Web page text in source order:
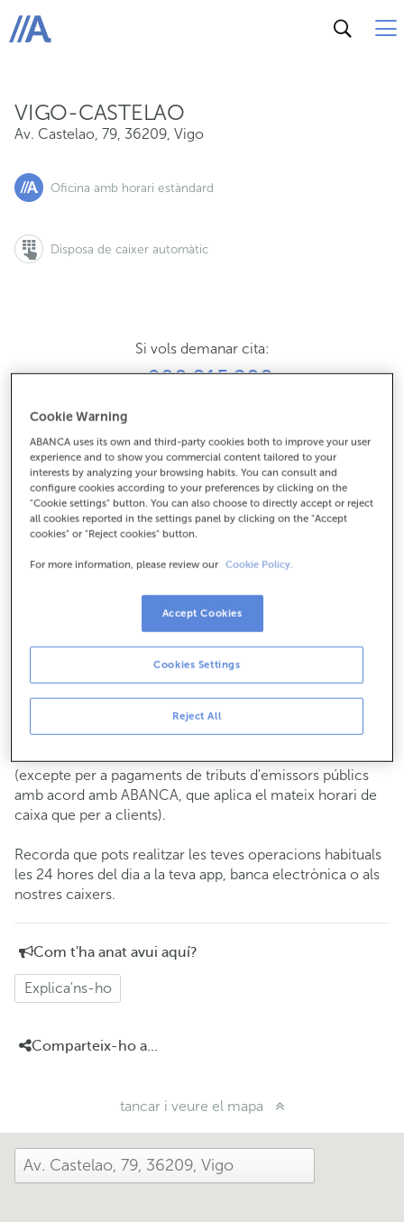
ABANCA
VIGO-CASTELAO
Av. Castelao, 79, 36209, Vigo
Oficina amb horari estàndard
Disposa de caixer automàtic
Si vols demanar cita:
900 815 200
986213650
Com arribar
De dilluns a divendres de8:15 a 14:00.
cita prèviai t'atendrem el dia i hora que
Operacions amb efectiu
Clients: de dilluns a divendres de 8:15 a 11:00
Si no ets client, l'horari de caixa serà elsdimarts i dijous
(excepte per a pagaments de tributs d'emissors públics
amb acord amb ABANCA, que aplica el mateix horari de
caixa que per a clients).
Recorda que pots realitzar les teves operacions habituals
les 24 hores del dia a la teva app, banca electrònica o als
nostres caixers.
Com t'ha anat avui aquí?
Explica'ns-ho
Comparteix-ho a...
tancar i veure el mapa
Cookie Warning
ABANCA uses its own and third-party cookies both to improve your user
experience and to show you commercial content tailored to your
interests by analyzing your browsing habits. You can consult and
configure cookies according to your preferences by clicking on the
"Cookie settings" button. You can also choose to directly accept or reject
all cookies reported in the settings panel by clicking on the "Accept
cookies" or "Reject cookies" button.
For more information, please review our Cookie Policy.
Reject All
Cookies Settings
Accept Cookies
Av. Castelao, 79, 36209, Vigo